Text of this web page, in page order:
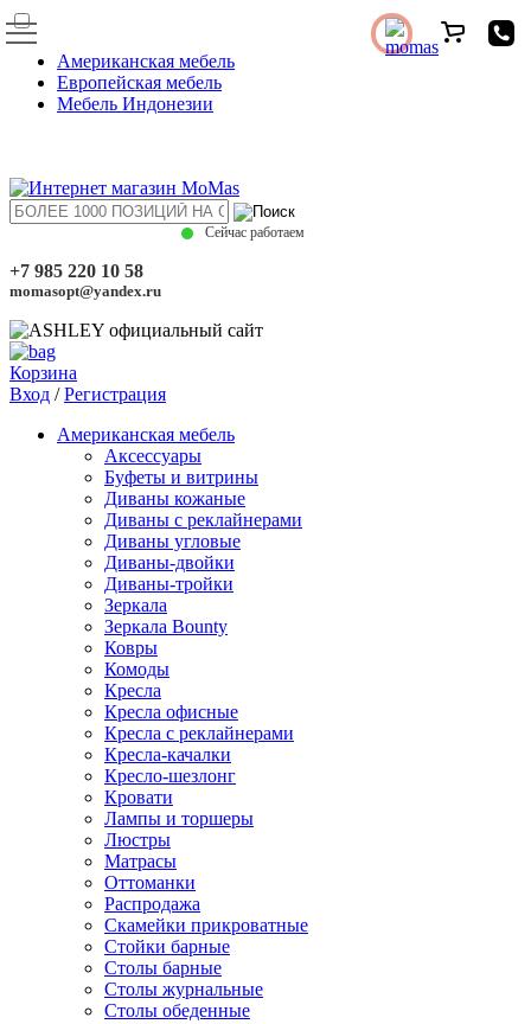
Американская мебель
Европейская мебель
Мебель Индонезии
Сейчас работаем
+7 985 220 10 58
momasopt@yandex.ru
Корзина
Вход /Регистрация
Американская мебель
Аксессуары
Буфеты и витрины
Диваны кожаные
Диваны с реклайнерами
Диваны угловые
Диваны-двойки
Диваны-тройки
Зеркала
Зеркала Bounty
Ковры
Комоды
Кресла
Кресла офисные
Кресла с реклайнерами
Кресла-качалки
Кресло-шезлонг
Кровати
Лампы и торшеры
Люстры
Матрасы
Оттоманки
Распродажа
Скамейки прикроватные
Стойки барные
Столы барные
Столы журнальные
Столы обеденные